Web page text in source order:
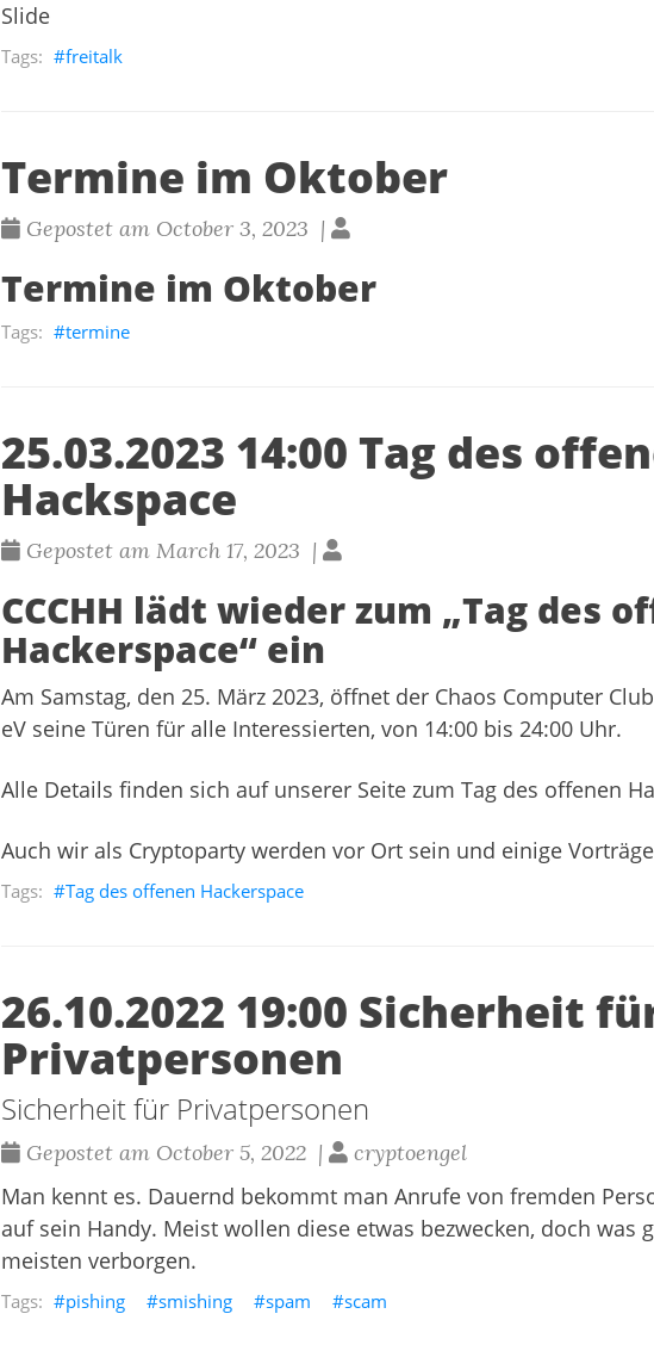
Slide
freitalk
Termine im Oktober
Gepostet am October 3, 2023 |
Termine im Oktober
termine
25.03.2023 14:00 Tag des
Hackspace
Gepostet am March 17, 2023 |
CCCHH lädt wieder zum „Tag des
Hackerspace“ ein
Am Samstag, den 25. März 2023, öffnet der Chaos Computer
eV seine Türen für alle Interessierten, von 14:00 bis 24:00 Uhr.
Alle Details finden sich auf unserer Seite zum Tag des offenen
Auch wir als Cryptoparty werden vor Ort sein und einige
Tag des offenen Hackerspace
26.10.2022 19:00 Sicherheit
Privatpersonen
Sicherheit für Privatpersonen
Gepostet am October 5, 2022 |
cryptoengel
Man kennt es. Dauernd bekommt man Anrufe von fremden
auf sein Handy. Meist wollen diese etwas bezwecken, doch was
meisten verborgen.
pishing smishing spam scam